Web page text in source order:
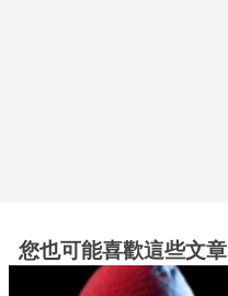
您也可能喜歡這些文章